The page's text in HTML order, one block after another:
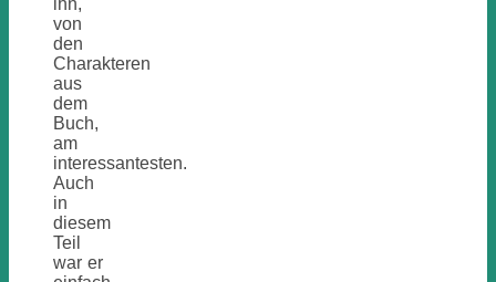
von
den
Charakteren
aus
dem
Buch,
am
interessantesten.
Auch
in
diesem
Teil
war er